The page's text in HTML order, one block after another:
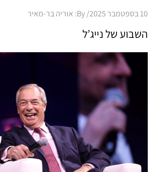
Posted
10 בספטמבר 2025 By: אוריה בר-מאיר
השבוע של נייג’ל